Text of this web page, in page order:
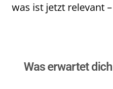
was ist jetzt relevant –
Was erwartet